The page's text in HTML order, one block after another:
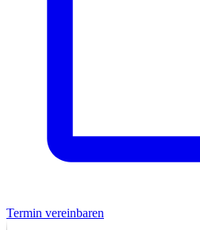
Termin vereinbaren